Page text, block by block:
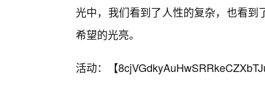
光中，我们看到了人性的复杂，也看
希望的光亮。
活动：【